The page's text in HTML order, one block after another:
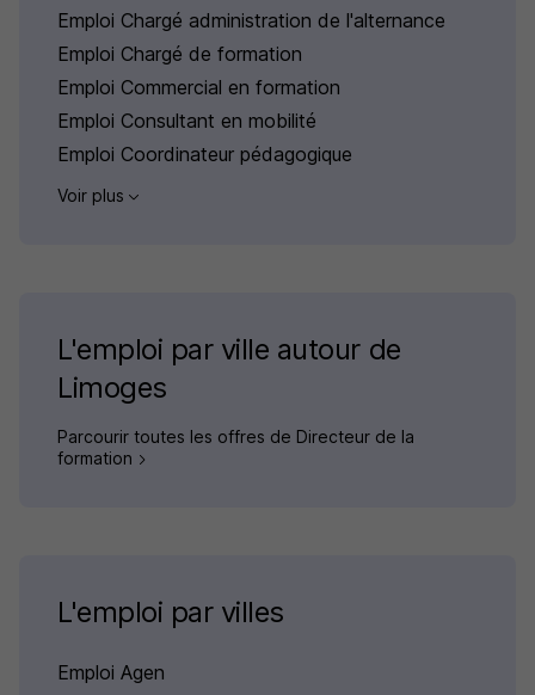
Emploi Chargé administration de l'alternance
Emploi Chargé de formation
Emploi Commercial en formation
Emploi Consultant en mobilité
Emploi Coordinateur pédagogique
Voir plus
L'emploi par ville autour de
Limoges
Parcourir toutes les offres de Directeur de la
formation
L'emploi par villes
Emploi Agen